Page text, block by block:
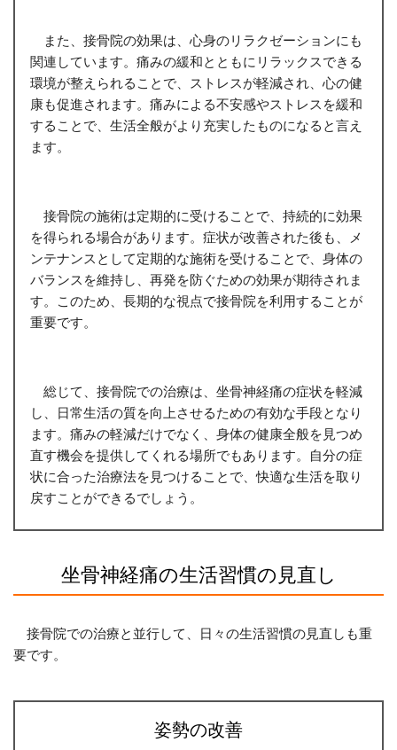
また、接骨院の効果は、心身のリラクゼーションにも
関連しています。痛みの緩和とともにリラックスできる
環境が整えられることで、ストレスが軽減され、心の健
康も促進されます。痛みによる不安感やストレスを緩和
することで、生活全般がより充実したものになると言え
ます。
接骨院の施術は定期的に受けることで、持続的に効果
を得られる場合があります。症状が改善された後も、メ
ンテナンスとして定期的な施術を受けることで、身体の
バランスを維持し、再発を防ぐための効果が期待されま
す。このため、長期的な視点で接骨院を利用することが
重要です。
総じて、接骨院での治療は、坐骨神経痛の症状を軽減
し、日常生活の質を向上させるための有効な手段となり
ます。痛みの軽減だけでなく、身体の健康全般を見つめ
直す機会を提供してくれる場所でもあります。自分の症
状に合った治療法を見つけることで、快適な生活を取り
戻すことができるでしょう。
坐骨神経痛の生活習慣の見直し
接骨院での治療と並行して、日々の生活習慣の見直しも重
要です。
姿勢の改善